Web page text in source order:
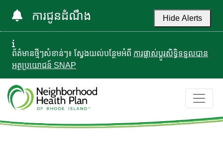
ការជូនដំណឹង Hide Alerts
ព័ត៌មានថ្មីៗសំខាន់ៗ៖ ស្វែងយល់បន្ថែមអំពី ការផ្លាស់ប្តូរសិទ្ធិទទួលបាន
អត្ថប្រយោជន៍ SNAP